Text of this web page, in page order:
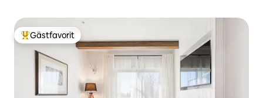
Populär gästfavorit
Gästfavorit